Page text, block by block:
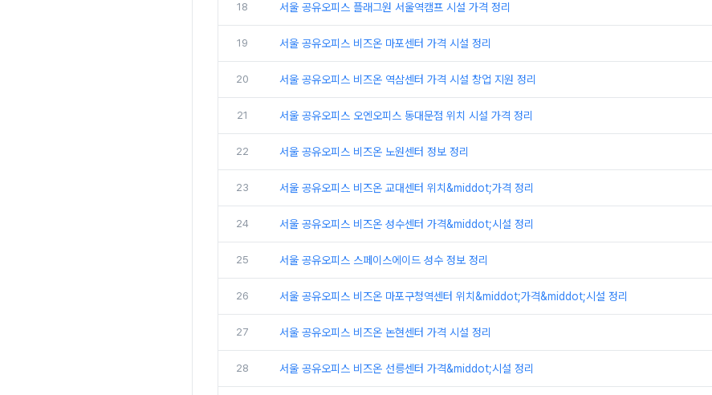
18 서울 공유오피스 플래그원 서울역캠프 시설 가격 정리
19 서울 공유오피스 비즈온 마포센터 가격 시설 정리
20 서울 공유오피스 비즈온 역삼센터 가격 시설 창업 지원 정리
21 서울 공유오피스 오엔오피스 동대문점 위치 시설 가격 정리
22 서울 공유오피스 비즈온 노원센터 정보 정리
23 서울 공유오피스 비즈온 교대센터 위치&middot;가격 정리
24 서울 공유오피스 비즈온 성수센터 가격&middot;시설 정리
25 서울 공유오피스 스페이스에이드 성수 정보 정리
26 서울 공유오피스 비즈온 마포구청역센터 위치&middot;가격&middot;시설 정리
27 서울 공유오피스 비즈온 논현센터 가격 시설 정리
28 서울 공유오피스 비즈온 선릉센터 가격&middot;시설 정리